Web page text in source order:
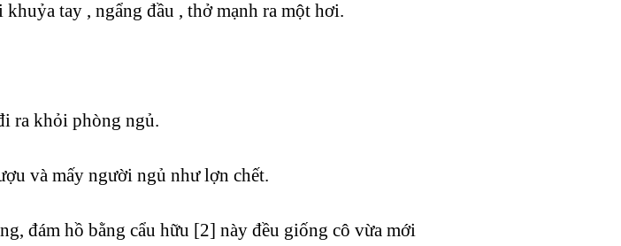
tay , ngẩng đầu , thở mạnh ra một hơi.
ra khỏi phòng ngủ.
và mấy người ngủ như lợn chết.
đám hồ bằng cẩu hữu [2] này đều giống cô vừa mới